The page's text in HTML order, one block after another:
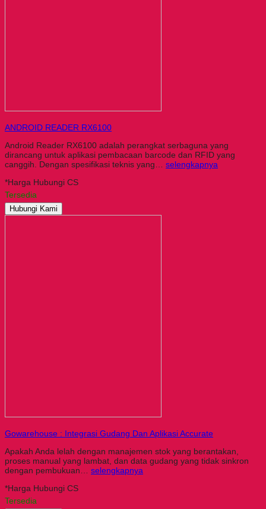
ANDROID READER RX6100
Android Reader RX6100 adalah perangkat serbaguna yang
dirancang untuk aplikasi pembacaan barcode dan RFID yang
canggih. Dengan spesifikasi teknis yang… selengkapnya
*Harga Hubungi CS
Tersedia
Hubungi Kami
Gowarehouse : Integrasi Gudang Dan Aplikasi Accurate
Apakah Anda lelah dengan manajemen stok yang berantakan,
proses manual yang lambat, dan data gudang yang tidak sinkron
dengan pembukuan… selengkapnya
*Harga Hubungi CS
Tersedia